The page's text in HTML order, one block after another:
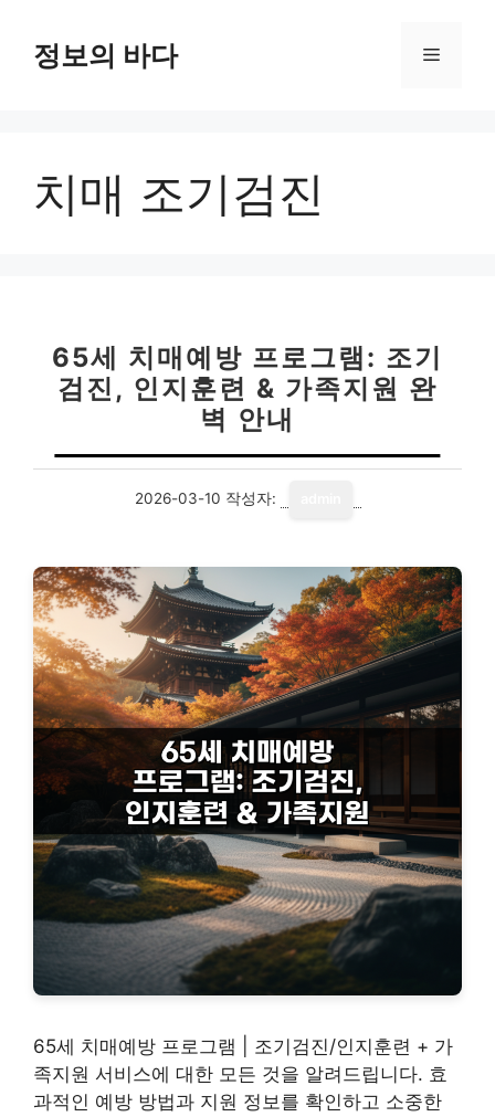
정보의 바다 메
치매 조기검진
65세 치매예방 프로그램: 조기
검진, 인지훈련 & 가족지원 완
벽 안내
2026-03-10 작성자:
65세 치매예방 프로그램 | 조기검진/인지훈련 + 가
족지원 서비스에 대한 모든 것을 알려드립니다. 효
과적인 예방 방법과 지원 정보를 확인하고 소중한